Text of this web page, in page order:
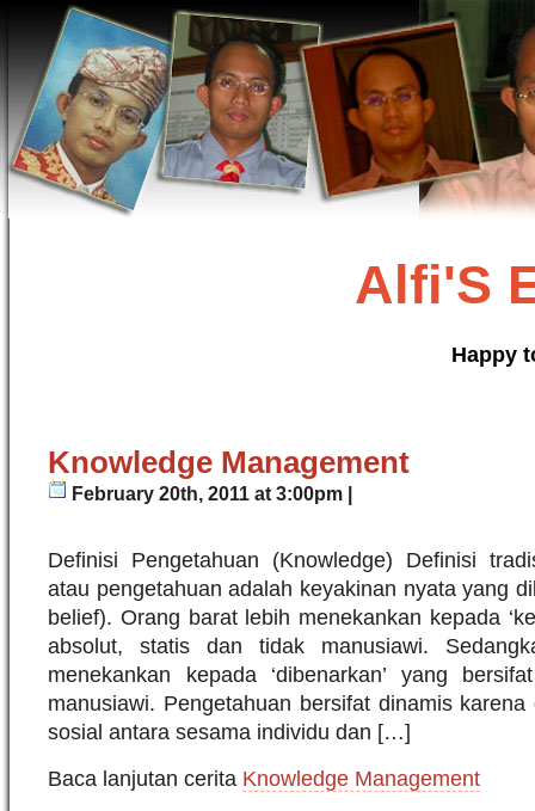
Alfi'S
Happy
Knowledge Management
February 20th, 2011 at 3:00pm |
Definisi Pengetahuan (Knowledge) Definisi
atau pengetahuan adalah keyakinan nyata yang
belief). Orang barat lebih menekankan kepada
absolut, statis dan tidak manusiawi.
menekankan kepada ‘dibenarkan’ yang
manusiawi. Pengetahuan bersifat dinamis
sosial antara sesama individu dan […]
Baca lanjutan cerita Knowledge Management